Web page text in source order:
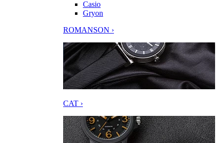
Casio
Gryon
ROMANSON ›
CAT ›